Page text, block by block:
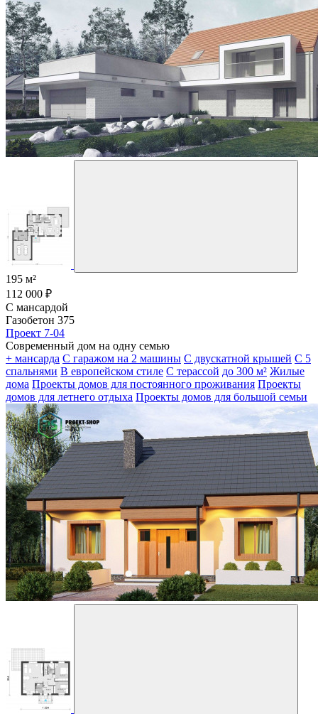
195 м²
112 000 ₽
С мансардой
Газобетон 375
Проект 7-04
Современный дом на одну семью
+ мансарда С гаражом на 2 машины С двускатной крышей С 5
спальнями В европейском стиле С терассой до 300 м² Жилые
дома Проекты домов для постоянного проживания Проекты
домов для летнего отдыха Проекты домов для большой семьи